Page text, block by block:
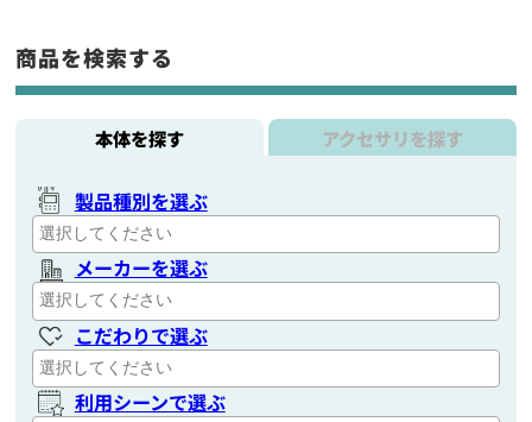
商品を検索する
本体を探す アクセサリを探す
製品種別を選ぶ
メーカーを選ぶ
こだわりで選ぶ
利用シーンで選ぶ